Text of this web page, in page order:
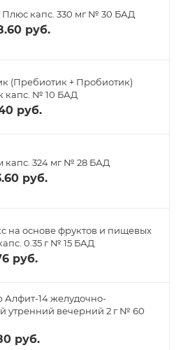
Плюс капс. 330 мг № 30 БАД
руб.
(Пребиотик + Пробиотик)
капс. № 10 БАД
руб.
капс. 324 мг № 28 БАД
руб.
на основе фруктов и пищевых
0.35 г № 15 БАД
руб.
Алфит-14 желудочно-
утренний вечерний 2 г № 60
руб.